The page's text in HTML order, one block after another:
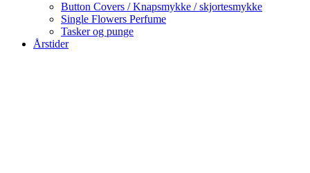
Button Covers / Knapsmykke / skjortesmykke
Single Flowers Perfume
Tasker og punge
Årstider